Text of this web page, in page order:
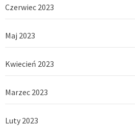
Czerwiec 2023
Maj 2023
Kwiecień 2023
Marzec 2023
Luty 2023